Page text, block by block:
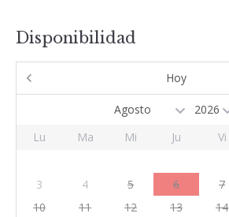
Disponibilidad
Hoy
Lu Ma Mi Ju Vi
3
4 5 6 7
10
11 12 13 14